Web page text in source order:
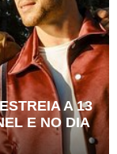
A 13
E NO DIA